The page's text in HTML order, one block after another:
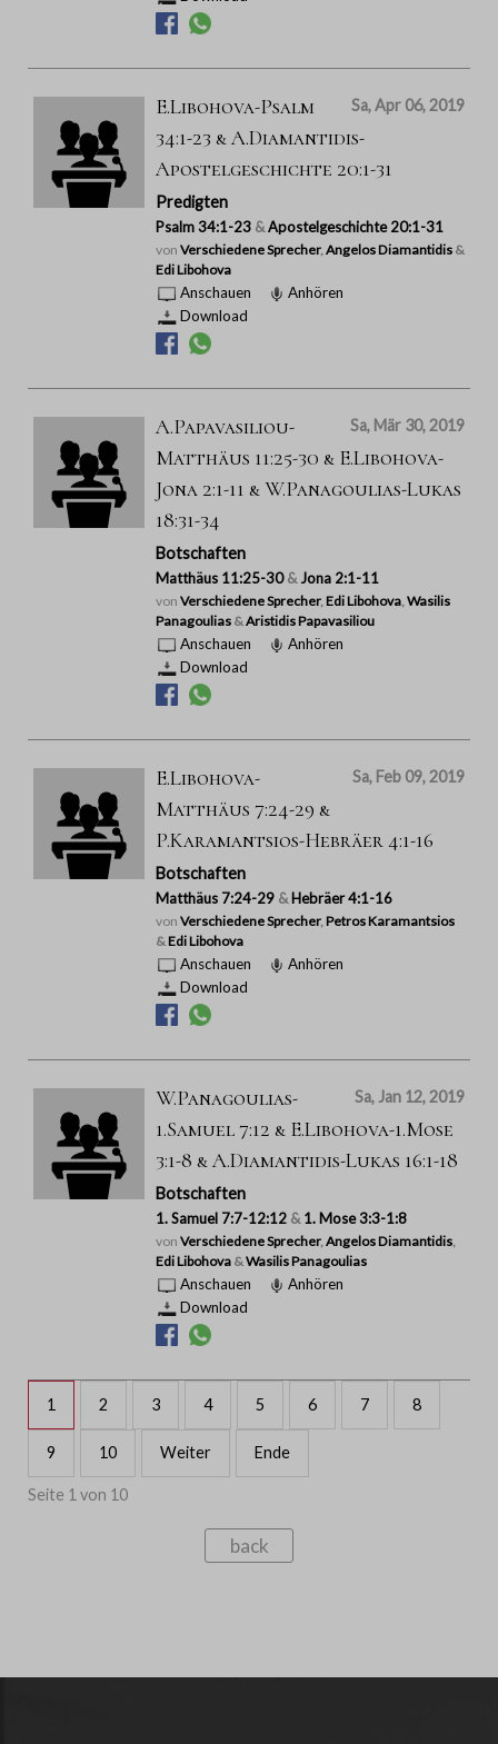
Sa, Apr 06, 2019
E.Libohova-Psalm
34:1-23 & A.Diamantidis-
Apostelgeschichte 20:1-31
Predigten
Psalm 34:1-23 &Apostelgeschichte 20:1-31
von Verschiedene Sprecher, Angelos Diamantidis &
Edi Libohova
Anschauen
Anhören
Download
Sa, Mär 30, 2019
A.Papavasiliou-
Matthäus 11:25-30 & E.Libohova-
Jona 2:1-11 & W.Panagoulias-Lukas
18:31-34
Botschaften
Matthäus 11:25-30& Jona 2:1-11
von Verschiedene Sprecher, Edi Libohova Wasilis
Panagoulias & Aristidis Papavasiliou
Anschauen
Anhören
Download
Sa, Feb 09, 2019
E.Libohova-
Matthäus 7:24-29 &
P.Karamantsios-Hebräer 4:1-16
Botschaften
Matthäus 7:24-29 & Hebräer 4:1-16
von Verschiedene Sprecher, Petros Karamantsios
& Edi Libohova
Anschauen
Anhören
Download
Sa, Jan 12, 2019
W.Panagoulias-
1.Samuel 7:12 & E.Libohova-1.Mose
3:1-8 & A.Diamantidis-Lukas 16:1-18
Botschaften
1. Samuel 7:7-12:12 & 1. Mose 3:3-1:8
von Verschiedene Sprecher, Angelos Diamantidis
Edi Libohova & Wasilis Panagoulias
Anschauen
Anhören
Download
1 2 3 4 5 6 7 8
9 10 Weiter Ende
Seite 1 von 10
back